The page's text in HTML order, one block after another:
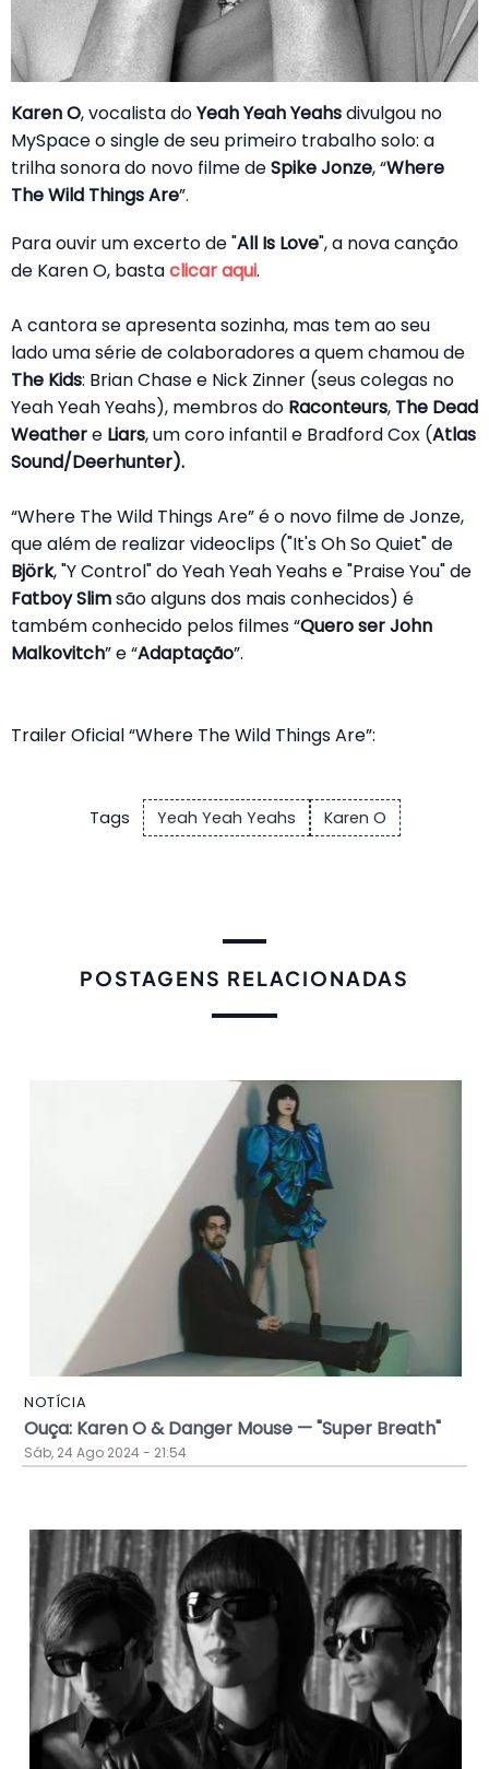
Karen O, vocalista doYeah Yeah Yeahsdivulgou no
MySpace o single de seu primeiro trabalho solo: a
trilha sonora do novo filme deSpike Jonze, “Where
The Wild Things Are”.
Para ouvir um excerto de "All Is Love", a nova canção
de Karen O, bastaclicar aqui.
A cantora se apresenta sozinha, mas tem ao seu
lado uma série de colaboradores a quem chamou de
The Kids: Brian Chase e Nick Zinner (seus colegas no
Yeah Yeah Yeahs), membros do Raconteurs, The Dead
Weathere Liars, um coro infantil e Bradford Cox (Atlas
Sound/Deerhunter).
“Where The Wild Things Are” é o novo filme de Jonze,
que além de realizar videoclips ("It's Oh So Quiet" de
Björk, "Y Control" do Yeah Yeah Yeahs e "Praise You" de
Fatboy Slimsão alguns dos mais conhecidos) é
também conhecido pelos filmes “Quero ser John
Malkovitch” e “Adaptação”.
Trailer Oficial “Where The Wild Things Are”:
Tags Yeah Yeah Yeahs Karen O
POSTAGENS RELACIONADAS
NOTÍCIA
Ouça: Karen O & Danger Mouse — "Super Breath"
Sáb, 24 Ago 2024 - 21:54